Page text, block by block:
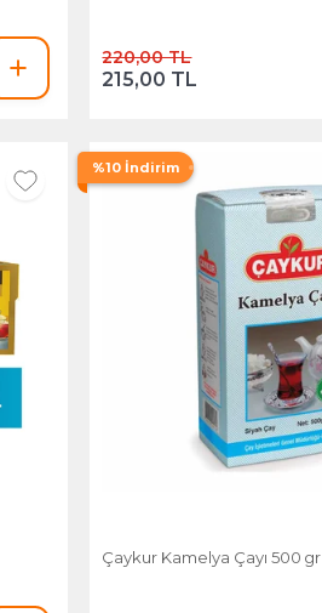
220,00 TL
215,00 TL
%10 İndirim
Çaykur Kamelya Çayı 500 gr